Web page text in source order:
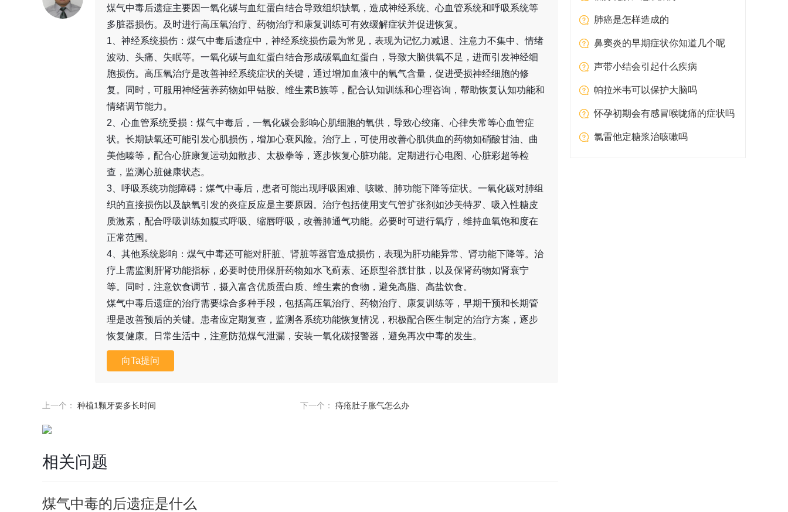
煤气中毒后遗症主要因一氧化碳与血红蛋白结合导致组织缺氧，造成神经系统、心血管系统和呼吸系统等
多脏器损伤。及时进行高压氧治疗、药物治疗和康复训练可有效缓解症状并促进恢复。
1、神经系统损伤：煤气中毒后遗症中，神经系统损伤最为常见，表现为记忆力减退、注意力不集中、情绪
波动、头痛、失眠等。一氧化碳与血红蛋白结合形成碳氧血红蛋白，导致大脑供氧不足，进而引发神经细
胞损伤。高压氧治疗是改善神经系统症状的关键，通过增加血液中的氧气含量，促进受损神经细胞的修
复。同时，可服用神经营养药物如甲钴胺、维生素B族等，配合认知训练和心理咨询，帮助恢复认知功能和
情绪调节能力。
2、心血管系统受损：煤气中毒后，一氧化碳会影响心肌细胞的氧供，导致心绞痛、心律失常等心血管症
状。长期缺氧还可能引发心肌损伤，增加心衰风险。治疗上，可使用改善心肌供血的药物如硝酸甘油、曲
美他嗪等，配合心脏康复运动如散步、太极拳等，逐步恢复心脏功能。定期进行心电图、心脏彩超等检
查，监测心脏健康状态。
3、呼吸系统功能障碍：煤气中毒后，患者可能出现呼吸困难、咳嗽、肺功能下降等症状。一氧化碳对肺组
织的直接损伤以及缺氧引发的炎症反应是主要原因。治疗包括使用支气管扩张剂如沙美特罗、吸入性糖皮
质激素，配合呼吸训练如腹式呼吸、缩唇呼吸，改善肺通气功能。必要时可进行氧疗，维持血氧饱和度在
正常范围。
4、其他系统影响：煤气中毒还可能对肝脏、肾脏等器官造成损伤，表现为肝功能异常、肾功能下降等。治
疗上需监测肝肾功能指标，必要时使用保肝药物如水飞蓟素、还原型谷胱甘肽，以及保肾药物如肾衰宁
等。同时，注意饮食调节，摄入富含优质蛋白质、维生素的食物，避免高脂、高盐饮食。
煤气中毒后遗症的治疗需要综合多种手段，包括高压氧治疗、药物治疗、康复训练等，早期干预和长期管
理是改善预后的关键。患者应定期复查，监测各系统功能恢复情况，积极配合医生制定的治疗方案，逐步
恢复健康。日常生活中，注意防范煤气泄漏，安装一氧化碳报警器，避免再次中毒的发生。
向Ta提问
上一个： 种植1颗牙要多长时间 下一个： 痔疮肚子胀气怎么办
相关问题
煤气中毒的后遗症是什么
肺癌是怎样造成的
鼻窦炎的早期症状你知道几个呢
声带小结会引起什么疾病
帕拉米韦可以保护大脑吗
怀孕初期会有感冒喉咙痛的症状吗
氯雷他定糖浆治咳嗽吗